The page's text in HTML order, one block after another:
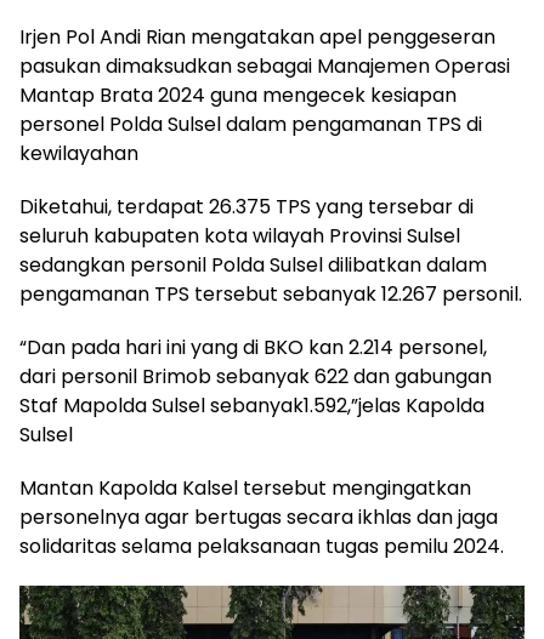
Irjen Pol Andi Rian mengatakan apel penggeseran
pasukan dimaksudkan sebagai Manajemen Operasi
Mantap Brata 2024 guna mengecek kesiapan
personel Polda Sulsel dalam pengamanan TPS di
kewilayahan
Diketahui, terdapat 26.375 TPS yang tersebar di
seluruh kabupaten kota wilayah Provinsi Sulsel
sedangkan personil Polda Sulsel dilibatkan dalam
pengamanan TPS tersebut sebanyak 12.267 personil.
“Dan pada hari ini yang di BKO kan 2.214 personel,
dari personil Brimob sebanyak 622 dan gabungan
Staf Mapolda Sulsel sebanyak1.592,”jelas Kapolda
Sulsel
Mantan Kapolda Kalsel tersebut mengingatkan
personelnya agar bertugas secara ikhlas dan jaga
solidaritas selama pelaksanaan tugas pemilu 2024.